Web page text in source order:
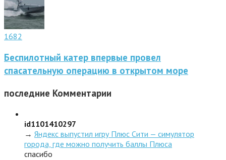
1682
Беспилотный катер впервые провел
спасательную операцию в открытом море
последние Комментарии
id1101410297
→ Яндекс выпустил игру Плюс Сити — симулятор
города, где можно получить баллы Плюса
спасибо